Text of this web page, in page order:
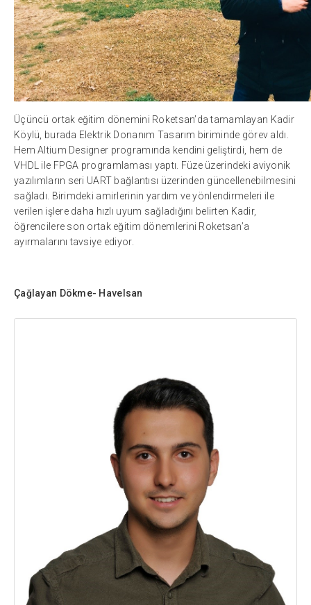
Üçüncü ortak eğitim dönemini Roketsan’da tamamlayan Kadir
Köylü, burada Elektrik Donanım Tasarım biriminde görev aldı.
Hem Altium Designer programında kendini geliştirdi, hem de
VHDL ile FPGA programlaması yaptı. Füze üzerindeki aviyonik
yazılımların seri UART bağlantısı üzerinden güncellenebilmesini
sağladı. Birimdeki amirlerinin yardım ve yönlendirmeleri ile
verilen işlere daha hızlı uyum sağladığını belirten Kadir,
öğrencilere son ortak eğitim dönemlerini Roketsan’a
ayırmalarını tavsiye ediyor.
Çağlayan Dökme- Havelsan